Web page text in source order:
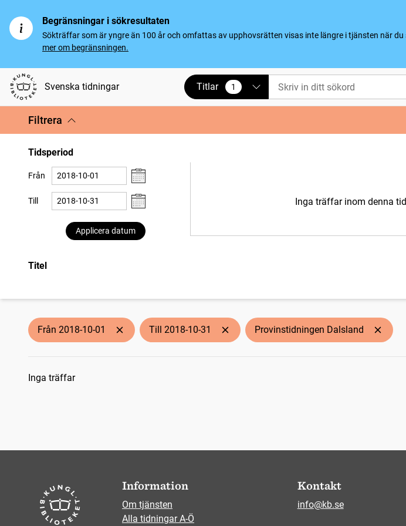
Begränsningar i sökresultaten
Sökträffar som är yngre än 100 år och omfattas av upphovsrätten visas inte längre i tjänsten när du
mer om begränsningen.
Svenska tidningar Titlar 1
vald
Filtrera
Tidsperiod
Från
Till
Applicera datum
Inga träffar inom denna
Titel
Från 2018-10-01 Till 2018-10-31 Provinstidningen Dalsland
Sökresultat
Inga träffar
Information
Om tjänsten
Alla tidningar A-Ö
Kontakt
info@kb.se